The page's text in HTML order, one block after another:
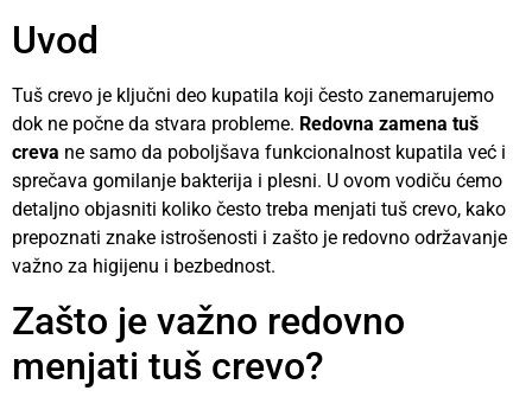
Uvod
Tuš crevo je ključni deo kupatila koji često zanemarujemo
dok ne počne da stvara probleme. Redovna zamena tuš
creva ne samo da poboljšava funkcionalnost kupatila već i
sprečava gomilanje bakterija i plesni. U ovom vodiču ćemo
detaljno objasniti koliko često treba menjati tuš crevo, kako
prepoznati znake istrošenosti i zašto je redovno održavanje
važno za higijenu i bezbednost.
Zašto je važno redovno
menjati tuš crevo?